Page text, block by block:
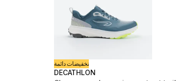
تخفيضات دائمة
DECATHLON